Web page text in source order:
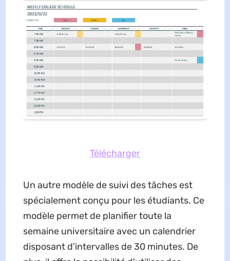
Télécharger
Un autre modèle de suivi des tâches est
spécialement conçu pour les étudiants. Ce
modèle permet de planifier toute la
semaine universitaire avec un calendrier
disposant d'intervalles de 30 minutes. De